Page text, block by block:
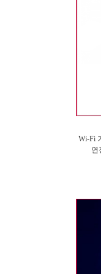
Wi-Fi
연